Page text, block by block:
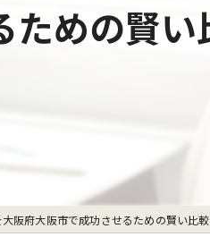
めの賢い
阪府大阪市で成功させるための賢い比